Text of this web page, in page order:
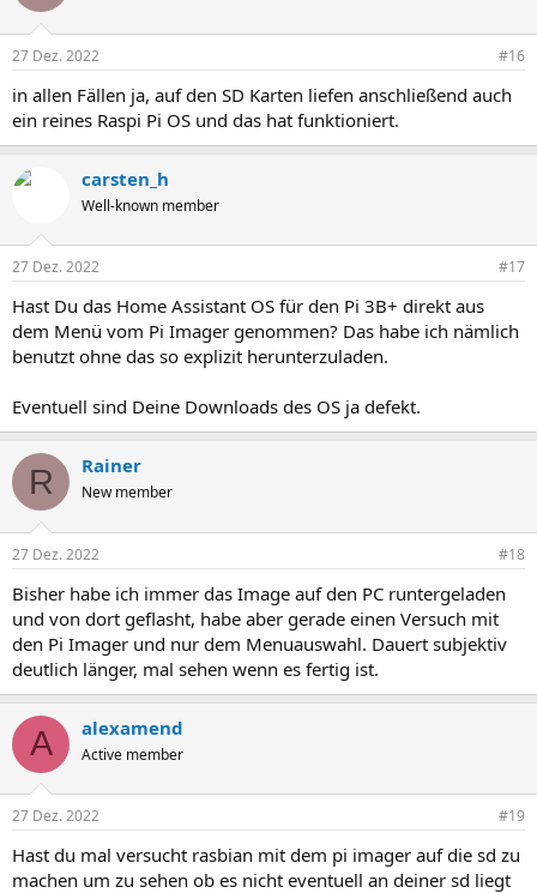
27 Dez. 2022 #16
in allen Fällen ja, auf den SD Karten liefen anschließend auch
ein reines Raspi Pi OS und das hat funktioniert.
carsten_h
Well-known member
27 Dez. 2022 #17
Hast Du das Home Assistant OS für den Pi 3B+ direkt aus
dem Menü vom Pi Imager genommen? Das habe ich nämlich
benutzt ohne das so explizit herunterzuladen.
Eventuell sind Deine Downloads des OS ja defekt.
R Rainer
New member
27 Dez. 2022 #18
Bisher habe ich immer das Image auf den PC runtergeladen
und von dort geflasht, habe aber gerade einen Versuch mit
den Pi Imager und nur dem Menuauswahl. Dauert subjektiv
deutlich länger, mal sehen wenn es fertig ist.
A alexamend
Active member
27 Dez. 2022 #19
Hast du mal versucht rasbian mit dem pi imager auf die sd zu
machen um zu sehen ob es nicht eventuell an deiner sd liegt